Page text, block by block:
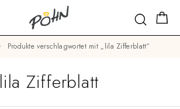
Produkte verschlagwortet mit „lila Zifferblatt“
lila Zifferblatt